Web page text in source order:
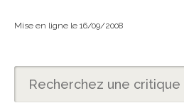
Mise en ligne le 16/09/2008